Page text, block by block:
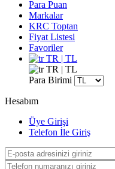
Para Puan
Markalar
KRC Toptan
Fiyat Listesi
Favoriler
TR | TL
TR | TL
Para Birimi
Hesabım
Üye Girişi
Telefon İle Giriş